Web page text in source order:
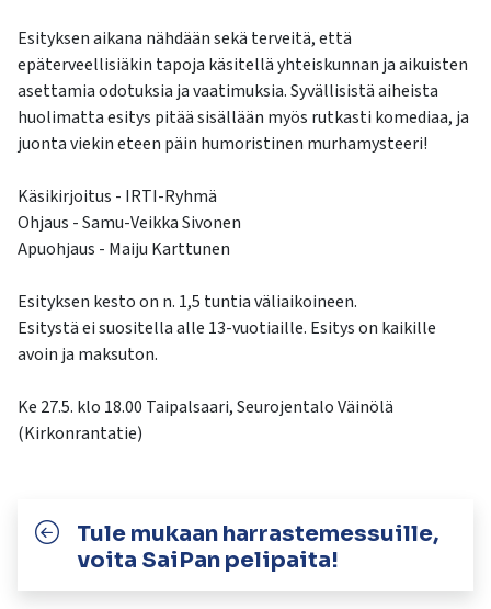
Esityksen aikana nähdään sekä terveitä, että
epäterveellisiäkin tapoja käsitellä yhteiskunnan ja aikuisten
asettamia odotuksia ja vaatimuksia. Syvällisistä aiheista
huolimatta esitys pitää sisällään myös rutkasti komediaa, ja
juonta viekin eteen päin humoristinen murhamysteeri!
Käsikirjoitus - IRTI-Ryhmä
Ohjaus - Samu-Veikka Sivonen
Apuohjaus - Maiju Karttunen
Esityksen kesto on n. 1,5 tuntia väliaikoineen.
Esitystä ei suositella alle 13-vuotiaille. Esitys on kaikille
avoin ja maksuton.
Ke 27.5. klo 18.00 Taipalsaari, Seurojentalo Väinölä
(Kirkonrantatie)
Tule mukaan harrastemessuille,
voita SaiPan pelipaita!